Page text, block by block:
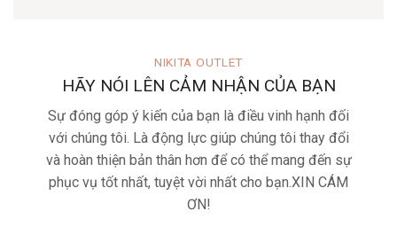
NIKITA OUTLET
HÃY NÓI LÊN CẢM NHẬN CỦA BẠN
Sự đóng góp ý kiến của bạn là điều vinh hạnh đối
với chúng tôi. Là động lực giúp chúng tôi thay đổi
và hoàn thiện bản thân hơn để có thể mang đến sự
phục vụ tốt nhất, tuyệt vời nhất cho bạn.XIN CÁM
ƠN!